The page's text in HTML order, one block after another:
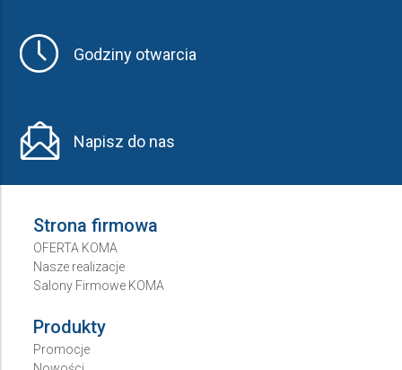
Godziny otwarcia
Napisz do nas
Strona firmowa
OFERTA KOMA
Nasze realizacje
Salony Firmowe KOMA
Produkty
Promocje